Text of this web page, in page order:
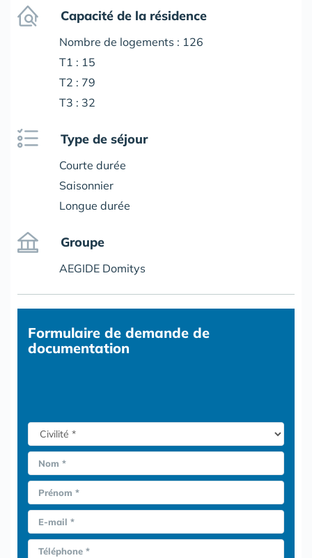
Capacité de la résidence
Nombre de logements : 126
T1 : 15
T2 : 79
T3 : 32
Type de séjour
Courte durée
Saisonnier
Longue durée
Groupe
AEGIDE Domitys
Formulaire de demande de
documentation
Nom *
Prénom *
E-mail *
Téléphone *